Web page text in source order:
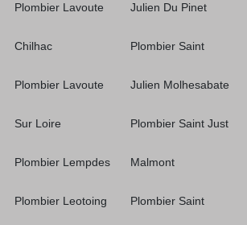
Plombier Lavoute
Chilhac
Plombier Lavoute
Sur Loire
Plombier Lempdes
Plombier Leotoing
Julien Du Pinet
Plombier Saint
Julien Molhesabate
Plombier Saint Just
Malmont
Plombier Saint